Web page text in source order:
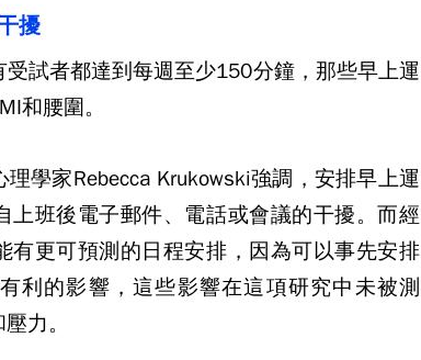
擾
試者都達到每週至少150分鐘，那些早上運
和腰圍。
理學家Rebecca Krukowski強調，安排早上運
上班後電子郵件、電話或會議的干擾。而經
有更可預測的日程安排，因為可以事先安排
利的影響，這些影響在這項研究中未被測
力。